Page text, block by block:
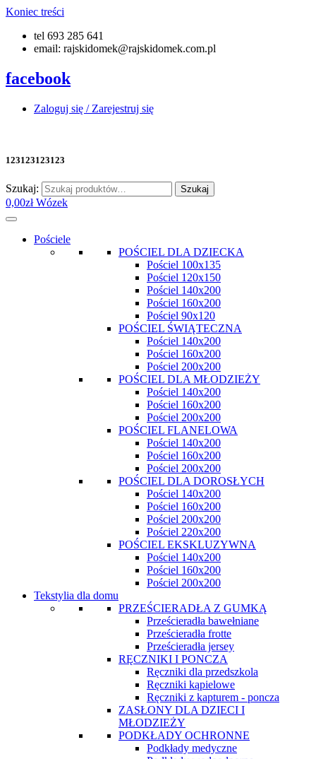
Koniec treści
tel 693 285 641
email: rajskidomek@rajskidomek.com.pl
facebook
Zaloguj się / Zarejestruj się
123123123123
Szukaj: Szukaj
0,00zł Wózek
Pościele
POŚCIEL DLA DZIECKA
Pościel 100x135
Pościel 120x150
Pościel 140x200
Pościel 160x200
Pościel 90x120
POŚCIEL ŚWIĄTECZNA
Pościel 140x200
Pościel 160x200
Pościel 200x200
POŚCIEL DLA MŁODZIEŻY
Pościel 140x200
Pościel 160x200
Pościel 200x200
POŚCIEL FLANELOWA
Pościel 140x200
Pościel 160x200
Pościel 200x200
POŚCIEL DLA DOROSŁYCH
Pościel 140x200
Pościel 160x200
Pościel 200x200
Pościel 220x200
POŚCIEL EKSKLUZYWNA
Pościel 140x200
Pościel 160x200
Pościel 200x200
Tekstylia dla domu
PRZEŚCIERADŁA Z GUMKĄ
Prześcieradła bawełniane
Prześcieradła frotte
Prześcieradła jersey
RĘCZNIKI I PONCZA
Ręczniki dla przedszkola
Ręczniki kąpielowe
Ręczniki z kapturem - poncza
ZASŁONY DLA DZIECI I
MŁODZIEŻY
PODKŁADY OCHRONNE
Podkłady medyczne